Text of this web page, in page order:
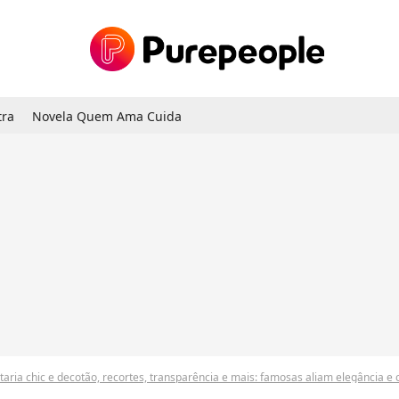
Novela Quem Ama Cuida
chic e decotão, recortes, transparência e mais: famosas aliam elegância e ousadia no último dia do Rio Fashion